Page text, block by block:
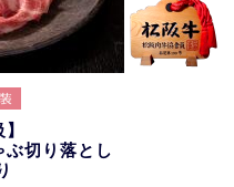
ぶ切り落とし